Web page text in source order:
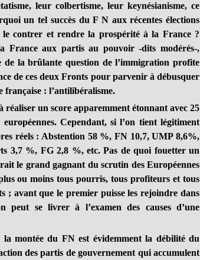
leur colbertisme, leur keynésianisme, ce
un tel succès du F N aux récentes élections
le contrer et rendre la prospérité à la France ?
France aux partis au pouvoir -dits modérés-,
de la brûlante question de l’immigration profite
de ces deux Fronts pour parvenir à débusquer
française : l’antilibéralisme.
un score apparemment étonnant avec 25
Cependant, si l’on tient légitiment
réels : Abstention 58 %, FN 10,7, UMP 8,6%,
3,7 %, FG 2,8 %, etc. Pas de quoi fouetter un
le grand gagnant du scrutin des Européennes
ou moins tous pourris, tous profiteurs et tous
; avant que le premier puisse les rejoindre dans
peut se livrer à l’examen des causes d’une
du FN est évidemment la débilité du
des partis de gouvernement qui accumulent